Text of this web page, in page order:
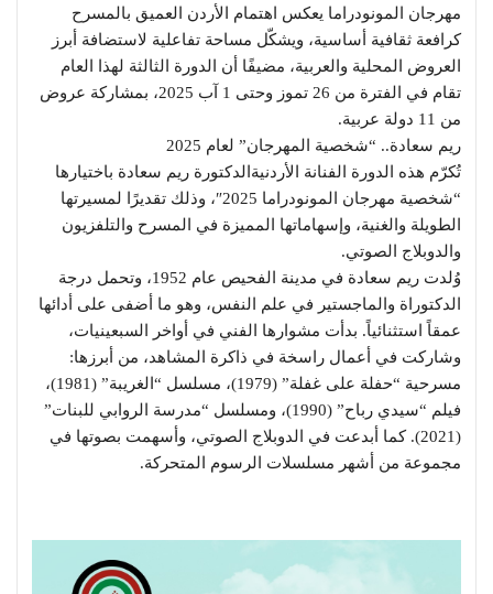
مهرجان المونودراما يعكس اهتمام الأردن العميق بالمسرح
كرافعة ثقافية أساسية، ويشكّل مساحة تفاعلية لاستضافة أبرز
العروض المحلية والعربية، مضيفًا أن الدورة الثالثة لهذا العام
تقام في الفترة من 26 تموز وحتى 1 آب 2025، بمشاركة عروض
من 11 دولة عربية.
ريم سعادة.. “شخصية المهرجان” لعام 2025
تُكرّم هذه الدورة الفنانة الأردنيةالدكتورة ريم سعادة باختيارها
“شخصية مهرجان المونودراما 2025″، وذلك تقديرًا لمسيرتها
الطويلة والغنية، وإسهاماتها المميزة في المسرح والتلفزيون
والدوبلاج الصوتي.
وُلدت ريم سعادة في مدينة الفحيص عام 1952، وتحمل درجة
الدكتوراة والماجستير في علم النفس، وهو ما أضفى على أدائها
عمقاً استثنائياً. بدأت مشوارها الفني في أواخر السبعينيات،
وشاركت في أعمال راسخة في ذاكرة المشاهد، من أبرزها:
مسرحية “حفلة على غفلة” (1979)، مسلسل “الغريبة” (1981)،
فيلم “سيدي رباح” (1990)، ومسلسل “مدرسة الروابي للبنات”
(2021). كما أبدعت في الدوبلاج الصوتي، وأسهمت بصوتها في
مجموعة من أشهر مسلسلات الرسوم المتحركة.